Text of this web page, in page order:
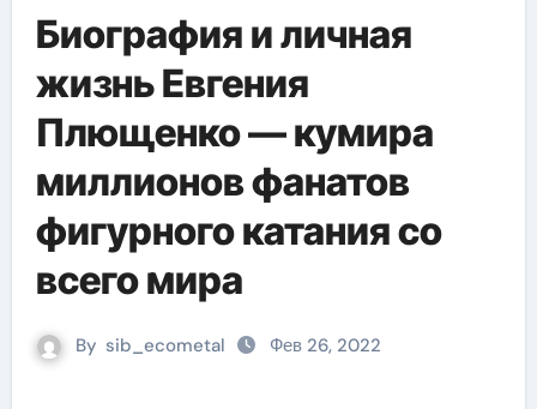
Биография и личная
жизнь Евгения
Плющенко — кумира
миллионов фанатов
фигурного катания со
всего мира
By sib_ecometal Фев 26, 2022